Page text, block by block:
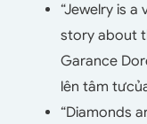
“Jewelry is
story about
Garance
lên tâm
“Diamonds